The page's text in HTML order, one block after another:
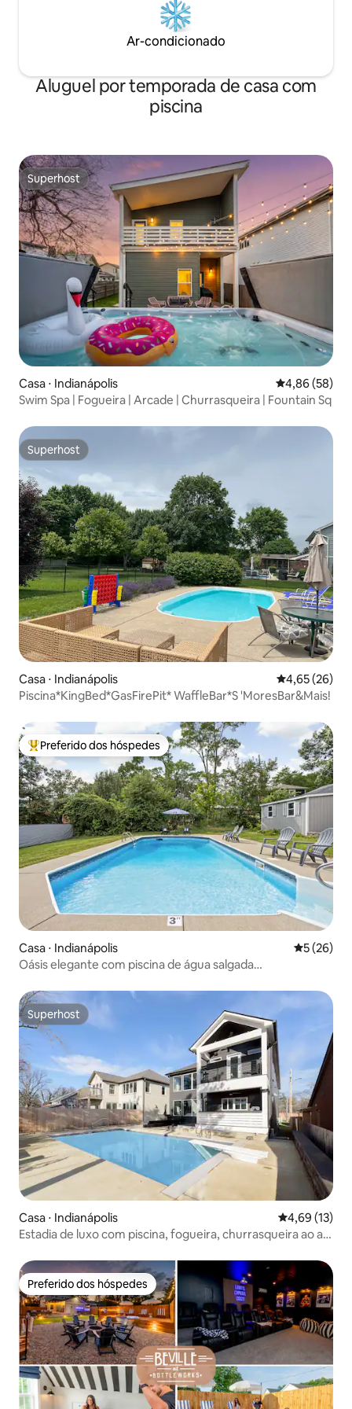
Ar-condicionado
Aluguel por temporada de casa com
piscina
Superhost
Superhost
Casa ⋅ Indianápolis 4,86 de uma
4,86 (58)
Swim Spa | Fogueira | Arcade | Churrasqueira | Fountain Sq
Superhost
Superhost
Casa ⋅ Indianápolis 4,65 de uma
4,65 (26)
Piscina*KingBed*GasFirePit* WaffleBar*S 'MoresBar&Mais!
Entre os melhores preferidos dos hóspedes
Preferido dos hóspedes
Casa ⋅ Indianápolis 5 de uma
5 (26)
Oásis elegante com piscina de água salgada
Superhost
Superhost
Casa ⋅ Indianápolis 4,69 de uma
4,69 (13)
Estadia de luxo com piscina, fogueira, churrasqueira ao ar
Preferido dos hóspedes
Preferido dos hóspedes